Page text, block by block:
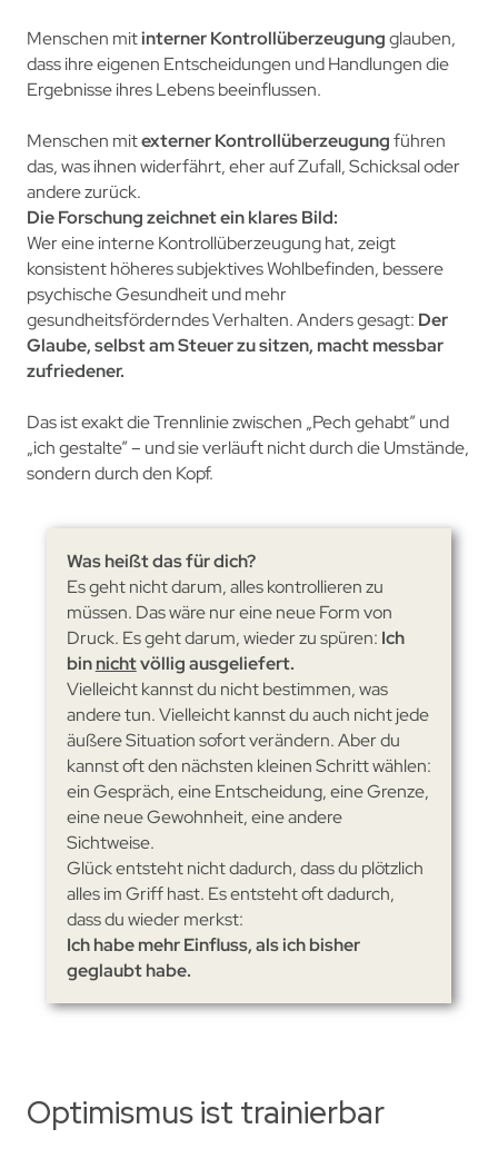
Menschen mitinterner Kontrollüberzeugungglauben,
dass ihre eigenen Entscheidungen und Handlungen die
Ergebnisse ihres Lebens beeinflussen.
Menschen mitexterner Kontrollüberzeugungführen
das, was ihnen widerfährt, eher auf Zufall, Schicksal oder
andere zurück.
Die Forschung zeichnet ein klares Bild:
Wer eine interne Kontrollüberzeugung hat, zeigt
konsistent höheres subjektives Wohlbefinden, bessere
psychische Gesundheit und mehr
gesundheitsförderndes Verhalten. Anders gesagt: Der
Glaube, selbst am Steuer zu sitzen, macht messbar
zufriedener.
Das ist exakt die Trennlinie zwischen „Pech gehabt” und
„ich gestalte” – und sie verläuft nicht durch die Umstände,
sondern durch den Kopf.
Was heißt das für dich?
Es geht nicht darum, alles kontrollieren zu
müssen. Das wäre nur eine neue Form von
Druck. Es geht darum, wieder zu spüren: Ich
binnichtvöllig ausgeliefert.
Vielleicht kannst du nicht bestimmen, was
andere tun. Vielleicht kannst du auch nicht jede
äußere Situation sofort verändern. Aber du
kannst oft den nächsten kleinen Schritt wählen:
ein Gespräch, eine Entscheidung, eine Grenze,
eine neue Gewohnheit, eine andere
Sichtweise.
Glück entsteht nicht dadurch, dass du plötzlich
alles im Griff hast. Es entsteht oft dadurch,
dass du wieder merkst:
Ich habe mehr Einfluss, als ich bisher
geglaubt habe.
Optimismus ist trainierbar